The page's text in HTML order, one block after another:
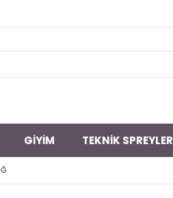
GİYİM TEKNİK SPREYLER